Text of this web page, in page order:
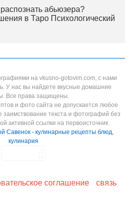
абьюзера?
в Таро Психологический
на vkusno-gotovim.com, с нами
У нас вы найдете вкусные домашние
Все права защищены.
и фото сайта не допускается любое
заимствование текста и фотографий без
активной ссылки на первоисточник
Савенок - кулинарные рецепты блюд,
кулинария
соглашение связь